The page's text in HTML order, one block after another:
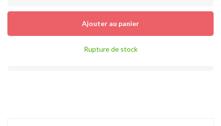
Ajouter au panier
Rupture de stock